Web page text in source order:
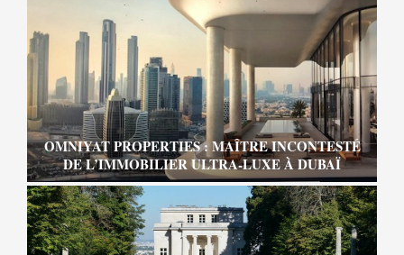
OMNIYAT PROPERTIES : MAÎTRE INCONTESTÉ
DE L’IMMOBILIER ULTRA-LUXE À DUBAÏ